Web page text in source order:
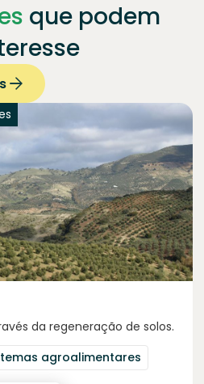
que podem
da regeneração de solos.
agroalimentares